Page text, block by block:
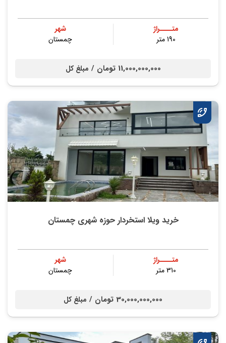
متــــراژ
190 متر
شهر
چمستان
11,000,000,000 تومان / مبلغ کل
خرید ویلا استخردار حوزه شهری چمستان
متــــراژ
310 متر
شهر
چمستان
30,000,000,000 تومان / مبلغ کل